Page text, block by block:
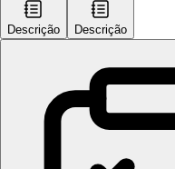
Descrição Descrição